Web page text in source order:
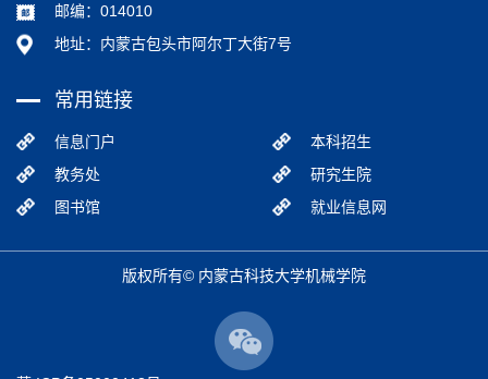
邮编：014010
地址：内蒙古包头市阿尔丁大街7号
常用链接
信息门户
教务处
图书馆
本科招生
研究生院
就业信息网
版权所有© 内蒙古科技大学机械学院